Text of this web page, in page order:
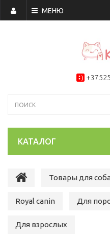
МЕНЮ
+37525
КАТАЛОГ
Товары для
Royal canin Для
Для взрослых